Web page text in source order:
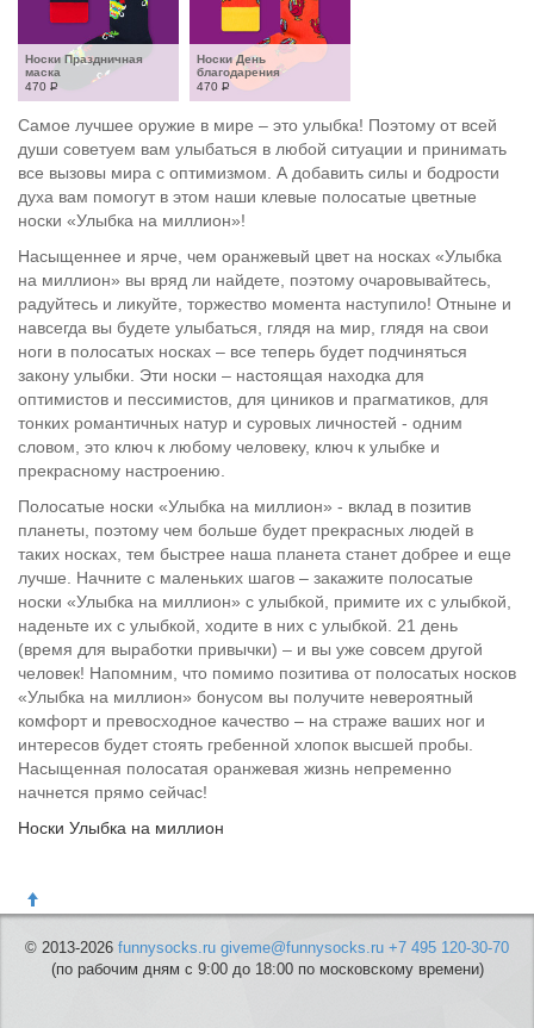
Носки Праздничная
маска
470 Р
Носки День
благодарения
470 Р
Самое лучшее оружие в мире – это улыбка! Поэтому от всей
души советуем вам улыбаться в любой ситуации и принимать
все вызовы мира с оптимизмом. А добавить силы и бодрости
духа вам помогут в этом наши клевые полосатые цветные
носки «Улыбка на миллион»!
Насыщеннее и ярче, чем оранжевый цвет на носках «Улыбка
на миллион» вы вряд ли найдете, поэтому очаровывайтесь,
радуйтесь и ликуйте, торжество момента наступило! Отныне и
навсегда вы будете улыбаться, глядя на мир, глядя на свои
ноги в полосатых носках – все теперь будет подчиняться
закону улыбки. Эти носки – настоящая находка для
оптимистов и пессимистов, для циников и прагматиков, для
тонких романтичных натур и суровых личностей - одним
словом, это ключ к любому человеку, ключ к улыбке и
прекрасному настроению.
Полосатые носки «Улыбка на миллион» - вклад в позитив
планеты, поэтому чем больше будет прекрасных людей в
таких носках, тем быстрее наша планета станет добрее и еще
лучше. Начните с маленьких шагов – закажите полосатые
носки «Улыбка на миллион» с улыбкой, примите их с улыбкой,
наденьте их с улыбкой, ходите в них с улыбкой. 21 день
(время для выработки привычки) – и вы уже совсем другой
человек! Напомним, что помимо позитива от полосатых носков
«Улыбка на миллион» бонусом вы получите невероятный
комфорт и превосходное качество – на страже ваших ног и
интересов будет стоять гребенной хлопок высшей пробы.
Насыщенная полосатая оранжевая жизнь непременно
начнется прямо сейчас!
Носки Улыбка на миллион
© 2013-2026 funnysocks.ru giveme@funnysocks.ru +7 495 120-30-70
(по рабочим дням с 9:00 до 18:00 по московскому времени)